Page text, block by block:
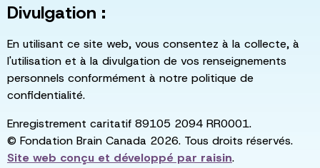
Divulgation :
En utilisant ce site web, vous consentez à la collecte, à
l'utilisation et à la divulgation de vos renseignements
personnels conformément à notre politique de
confidentialité.
Enregistrement caritatif 89105 2094 RR0001.
© Fondation Brain Canada 2026. Tous droits réservés.
Site web conçu et développé par raisin.